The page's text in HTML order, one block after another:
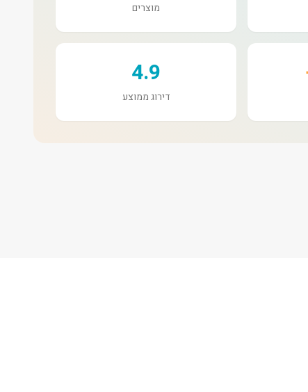
מוצרים
4.9
דירוג ממוצע